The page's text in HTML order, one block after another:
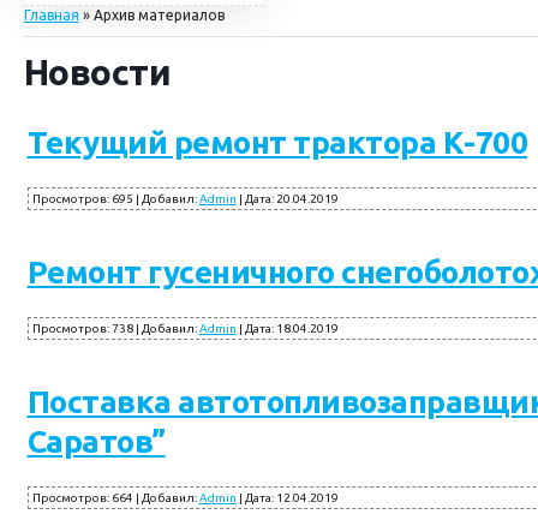
Главная » Архив материалов
Новости
Текущий ремонт трактора К-700
Просмотров: 695 | Добавил: Admin | Дата: 20.04.2019
Ремонт гусеничного
Просмотров: 738| Добавил: Admin | Дата: 18.04.2019
Поставка
Саратов”
Просмотров: 664 | Добавил: Admin | Дата: 12.04.2019